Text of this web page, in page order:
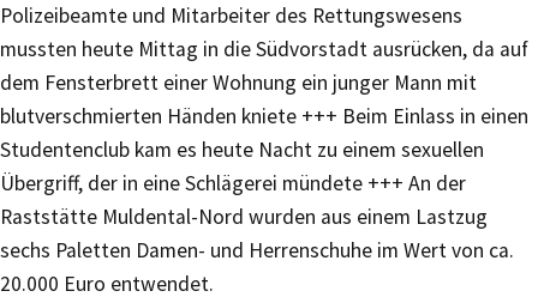
Polizeibeamte und Mitarbeiter des Rettungswesens
mussten heute Mittag in die Südvorstadt ausrücken, da auf
dem Fensterbrett einer Wohnung ein junger Mann mit
blutverschmierten Händen kniete +++ Beim Einlass in einen
Studentenclub kam es heute Nacht zu einem sexuellen
Übergriff, der in eine Schlägerei mündete +++ An der
Raststätte Muldental-Nord wurden aus einem Lastzug
sechs Paletten Damen- und Herrenschuhe im Wert von ca.
20.000 Euro entwendet.